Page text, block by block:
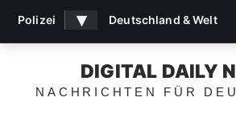
DIGITAL DAILY
NACHRICHTEN FÜR
Polizei ▾ Deutschland & Welt